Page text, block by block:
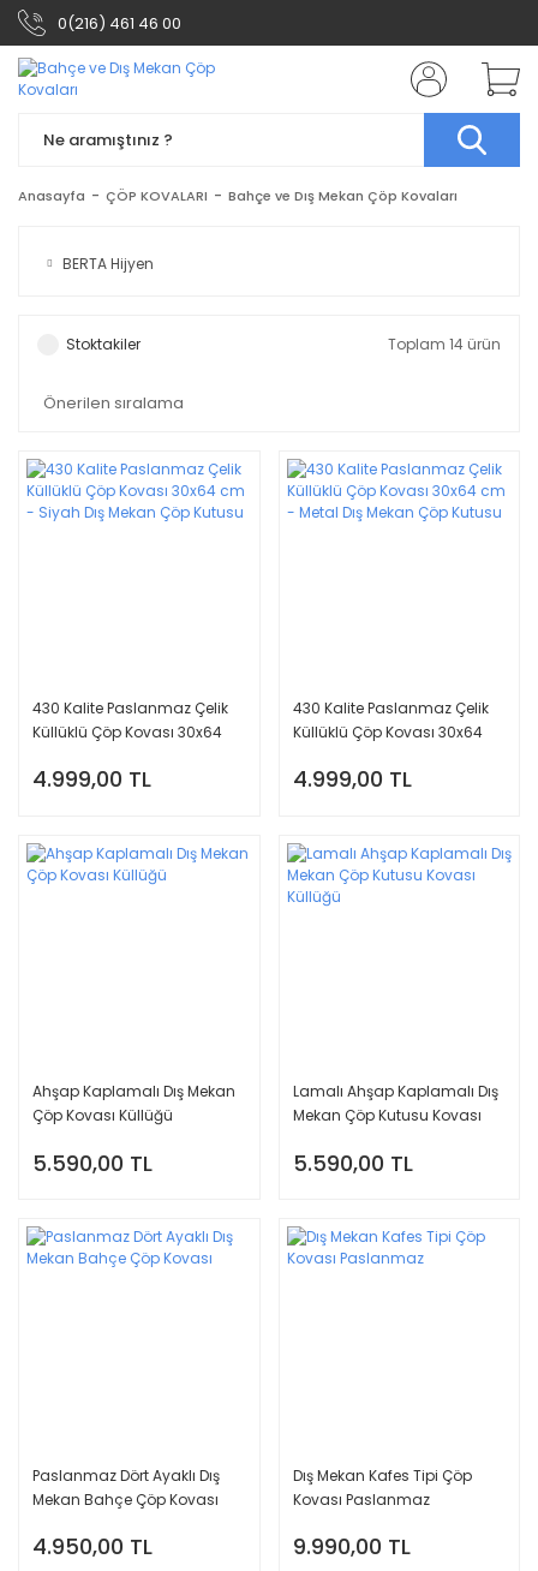
0(216) 461 46 00
Anasayfa ÇÖP KOVALARI Bahçe ve Dış Mekan Çöp Kovaları
BERTA Hijyen
Stoktakiler Toplam 14 ürün
430 Kalite Paslanmaz Çelik
Küllüklü Çöp Kovası 30x64
Kutusu
4.999,00 TL
430 Kalite Paslanmaz Çelik
Küllüklü Çöp Kovası 30x64
Kutusu
4.999,00 TL
Ahşap Kaplamalı Dış Mekan
Çöp Kovası Küllüğü
5.590,00 TL
Lamalı Ahşap Kaplamalı Dış
Mekan Çöp Kutusu Kovası
5.590,00 TL
Paslanmaz Dört Ayaklı Dış
Mekan Bahçe Çöp Kovası
4.950,00 TL
Dış Mekan Kafes Tipi Çöp
Kovası Paslanmaz
9.990,00 TL